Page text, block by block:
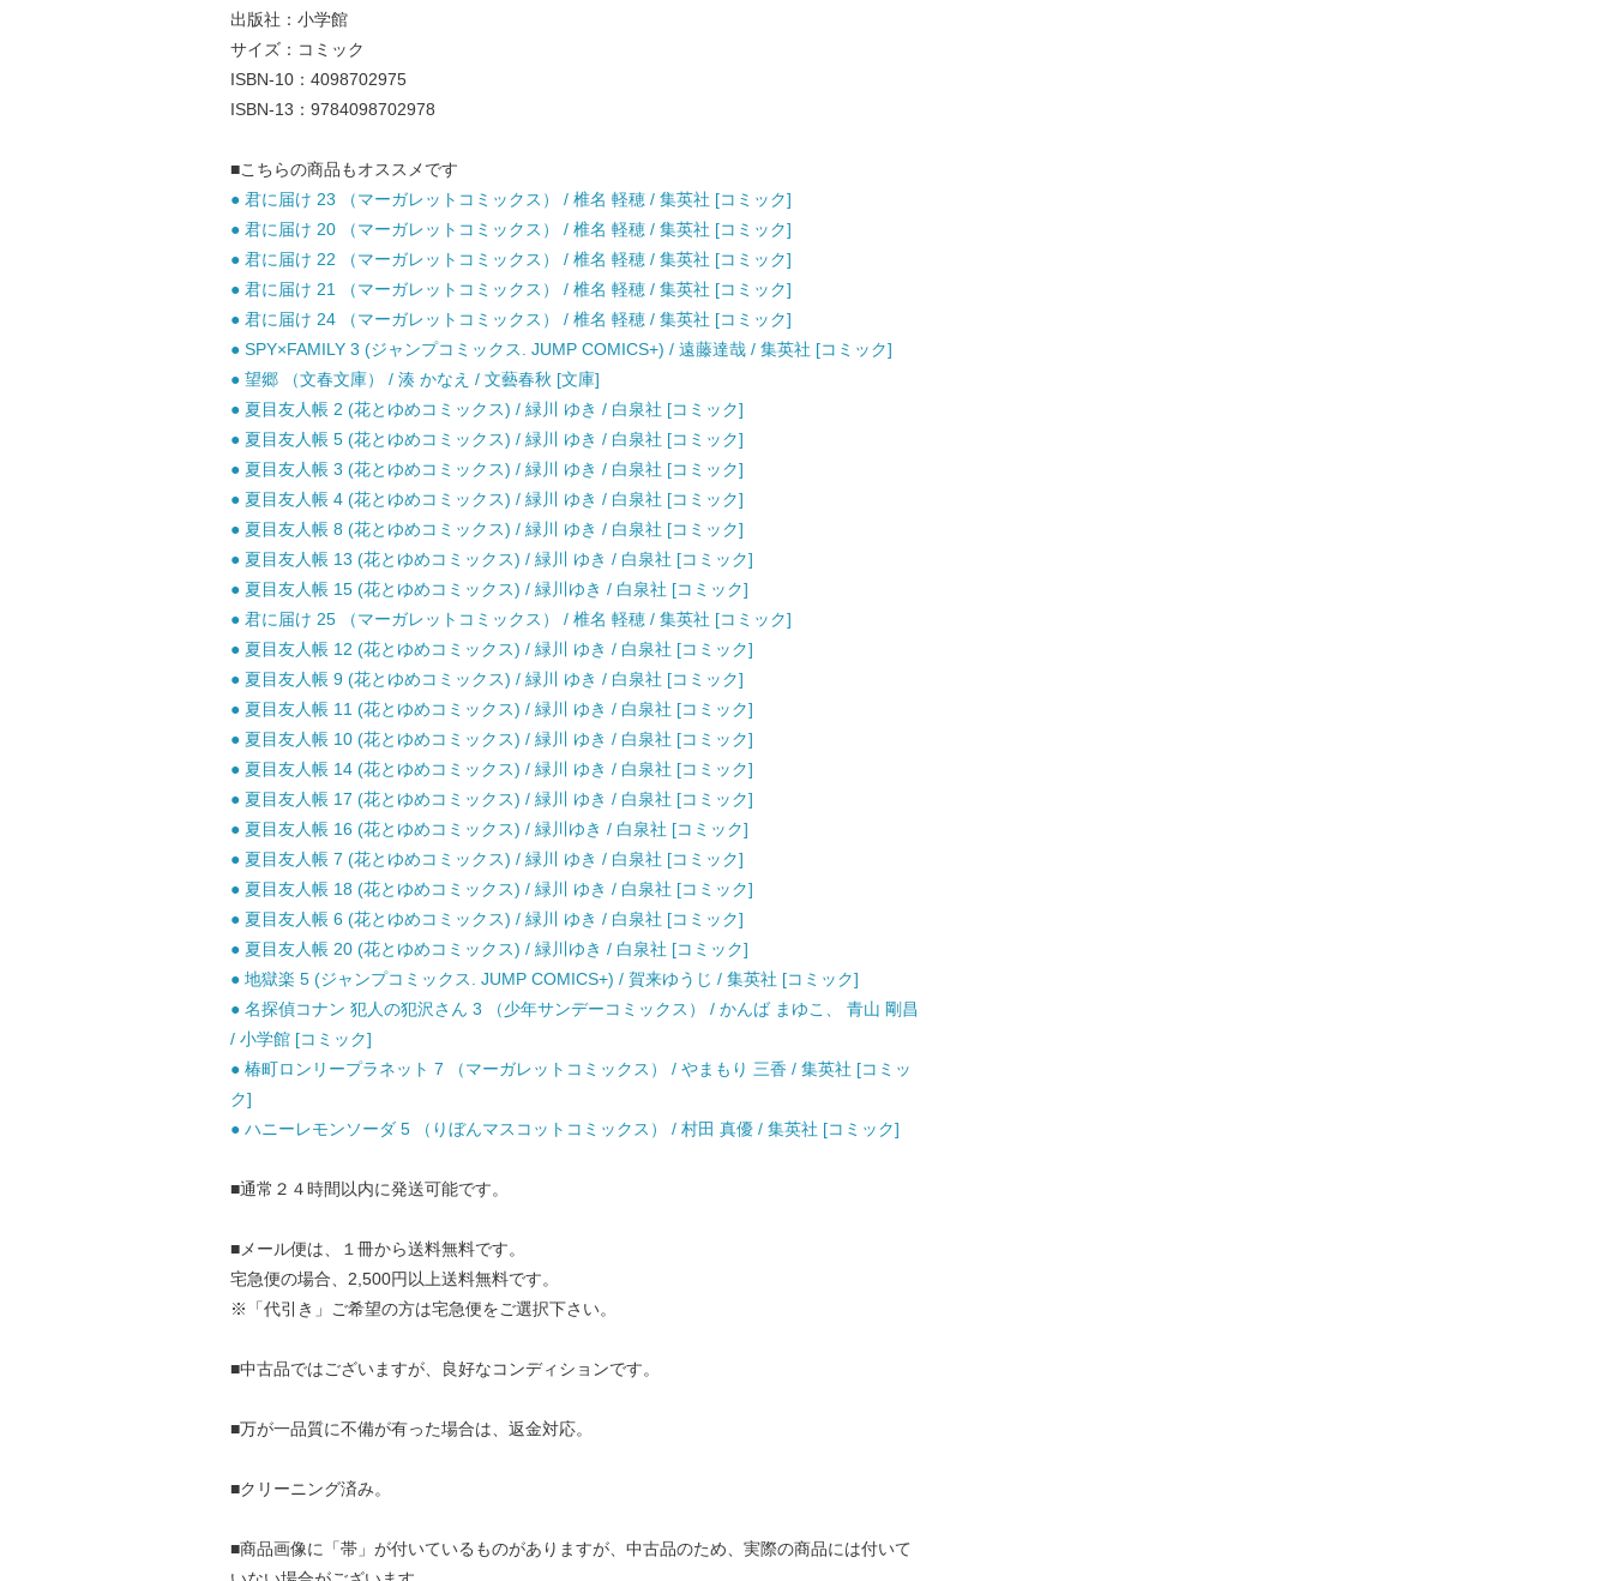
出版社：小学館
サイズ：コミック
ISBN-10：4098702975
ISBN-13：9784098702978
■こちらの商品もオススメです
● 君に届け 23 （マーガレットコミックス） / 椎名 軽穂 / 集英社 [コミック]
● 君に届け 20 （マーガレットコミックス） / 椎名 軽穂 / 集英社 [コミック]
● 君に届け 22 （マーガレットコミックス） / 椎名 軽穂 / 集英社 [コミック]
● 君に届け 21 （マーガレットコミックス） / 椎名 軽穂 / 集英社 [コミック]
● 君に届け 24 （マーガレットコミックス） / 椎名 軽穂 / 集英社 [コミック]
● SPY×FAMILY 3 (ジャンプコミックス. JUMP COMICS+) / 遠藤達哉 / 集英社 [コミック]
● 望郷 （文春文庫） / 湊 かなえ / 文藝春秋 [文庫]
● 夏目友人帳 2 (花とゆめコミックス) / 緑川 ゆき / 白泉社 [コミック]
● 夏目友人帳 5 (花とゆめコミックス) / 緑川 ゆき / 白泉社 [コミック]
● 夏目友人帳 3 (花とゆめコミックス) / 緑川 ゆき / 白泉社 [コミック]
● 夏目友人帳 4 (花とゆめコミックス) / 緑川 ゆき / 白泉社 [コミック]
● 夏目友人帳 8 (花とゆめコミックス) / 緑川 ゆき / 白泉社 [コミック]
● 夏目友人帳 13 (花とゆめコミックス) / 緑川 ゆき / 白泉社 [コミック]
● 夏目友人帳 15 (花とゆめコミックス) / 緑川ゆき / 白泉社 [コミック]
● 君に届け 25 （マーガレットコミックス） / 椎名 軽穂 / 集英社 [コミック]
● 夏目友人帳 12 (花とゆめコミックス) / 緑川 ゆき / 白泉社 [コミック]
● 夏目友人帳 9 (花とゆめコミックス) / 緑川 ゆき / 白泉社 [コミック]
● 夏目友人帳 11 (花とゆめコミックス) / 緑川 ゆき / 白泉社 [コミック]
● 夏目友人帳 10 (花とゆめコミックス) / 緑川 ゆき / 白泉社 [コミック]
● 夏目友人帳 14 (花とゆめコミックス) / 緑川 ゆき / 白泉社 [コミック]
● 夏目友人帳 17 (花とゆめコミックス) / 緑川 ゆき / 白泉社 [コミック]
● 夏目友人帳 16 (花とゆめコミックス) / 緑川ゆき / 白泉社 [コミック]
● 夏目友人帳 7 (花とゆめコミックス) / 緑川 ゆき / 白泉社 [コミック]
● 夏目友人帳 18 (花とゆめコミックス) / 緑川 ゆき / 白泉社 [コミック]
● 夏目友人帳 6 (花とゆめコミックス) / 緑川 ゆき / 白泉社 [コミック]
● 夏目友人帳 20 (花とゆめコミックス) / 緑川ゆき / 白泉社 [コミック]
● 地獄楽 5 (ジャンプコミックス. JUMP COMICS+) / 賀来ゆうじ / 集英社 [コミック]
● 名探偵コナン 犯人の犯沢さん 3 （少年サンデーコミックス） / かんば まゆこ、 青山 剛昌
/ 小学館 [コミック]
● 椿町ロンリープラネット 7 （マーガレットコミックス） / やまもり 三香 / 集英社 [コミッ
ク]
● ハニーレモンソーダ 5 （りぼんマスコットコミックス） / 村田 真優 / 集英社 [コミック]
■通常２４時間以内に発送可能です。
■メール便は、１冊から送料無料です。
宅急便の場合、2,500円以上送料無料です。
※「代引き」ご希望の方は宅急便をご選択下さい。
■中古品ではございますが、良好なコンディションです。
■万が一品質に不備が有った場合は、返金対応。
■クリーニング済み。
■商品画像に「帯」が付いているものがありますが、中古品のため、実際の商品には付いて